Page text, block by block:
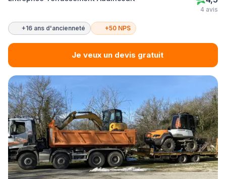
4 avis
+16 ans d'ancienneté +50 NPS
Je veux un devis gratuit